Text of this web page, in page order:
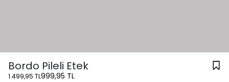
Bordo Pileli Etek
1.499,95 TL999,95 TL